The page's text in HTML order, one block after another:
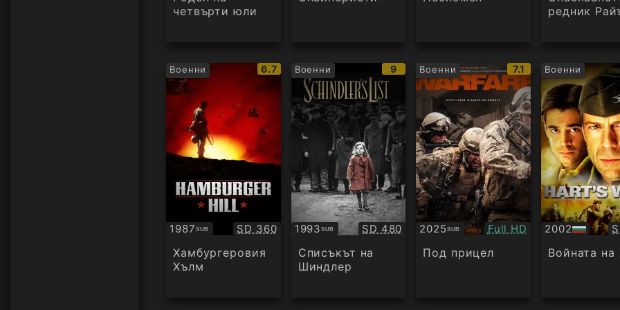
четвърти юли
редник
Военни
IMDb
рейтинг:
6.7
1987SUB
Субтитри Качество:
SD 360
Хамбургеровия
Хълм
Военни
IMDb
рейтинг:
9
1993SUB
Субтитри Качество:
SD 480
Списъкът на
Шиндлер
Военни
IMDb
рейтинг:
7.1
2025SUB
Субтитри Качество:
Full HD
Под прицел
Военни
2002
БГ
аудио
Войната на